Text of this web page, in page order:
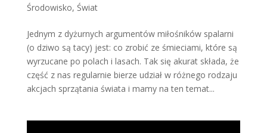
Środowisko, Świat
Jednym z dyżurnych argumentów miłośników spalarni
(o dziwo są tacy) jest: co zrobić ze śmieciami, które są
wyrzucane po polach i lasach. Tak się akurat składa, że
część z nas regularnie bierze udział w różnego rodzaju
akcjach sprzątania świata i mamy na ten temat...